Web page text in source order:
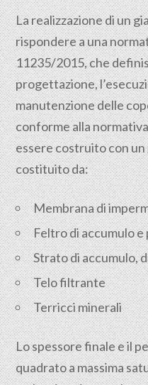
La realizzazione di un
rispondere a una
11235/2015, che
progettazione,
manutenzione delle
conforme alla
essere costruito con
costituito da:
Membrana di
Feltro di accumulo
Strato di accumulo,
Telo filtrante
Terricci minerali
Lo spessore finale e il
quadrato a massima